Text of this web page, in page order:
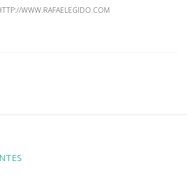
WWW.RAFAELEGIDO.COM